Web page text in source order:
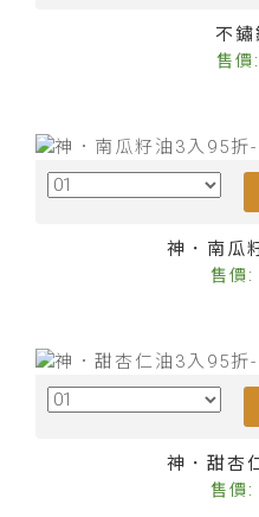
不鏽
售
神．南瓜
售價
神．甜杏
售價